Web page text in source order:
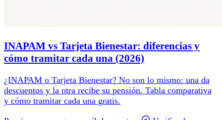
INAPAM vs Tarjeta Bienestar: diferencias y
cómo tramitar cada una (2026)
¿INAPAM o Tarjeta Bienestar? No son lo mismo: una da
descuentos y la otra recibe su pensión. Tabla comparativa
y cómo tramitar cada una gratis.